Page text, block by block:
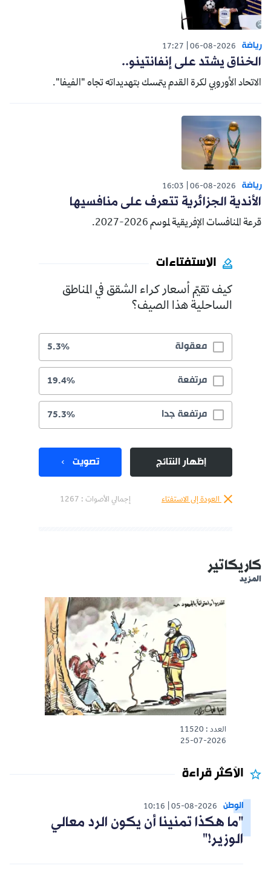
رياضة 06-08-2026
17:27
الخناق يشتد على إنفانتينو..
الاتحاد الأوروبي لكرة القدم يتمسك بتهديداته تجاه "الفيفا".
رياضة 06-08-2026
16:03
الأندية الجزائرية تتعرف على منافسيها
قرعة المنافسات الإفريقية لموسم 2026-2027.
الاستفتاءات
كيف تقيّم أسعار كراء الشقق في المناطق
الساحلية هذا الصيف؟
معقولة 5.3%
مرتفعة 19.4%
مرتفعة جدا 75.3%
إظهار النتائج تصويت
العودة إلى الاستفتاء إجمالي الأصوات : 1267
كاريكاتير
المزيد
العدد : 11520
25-07-2026
الأكثر قراءة
الوطن 05-08-2026
10:16
"ما هكذا تمنينا أن يكون الرد معالي
الوزير!"